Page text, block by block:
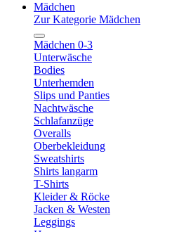
Mädchen
Zur Kategorie Mädchen
Mädchen 0-3
Unterwäsche
Bodies
Unterhemden
Slips und Panties
Nachtwäsche
Schlafanzüge
Overalls
Oberbekleidung
Sweatshirts
Shirts langarm
T-Shirts
Kleider & Röcke
Jacken & Westen
Leggings